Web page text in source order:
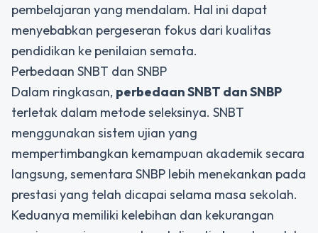
pembelajaran yang mendalam. Hal ini dapat
menyebabkan pergeseran fokus dari kualitas
pendidikan ke penilaian semata.
Perbedaan SNBT dan SNBP
Dalam ringkasan, perbedaan SNBT dan SNBP
terletak dalam metode seleksinya. SNBT
menggunakan sistem ujian yang
mempertimbangkan kemampuan akademik secara
langsung, sementara SNBP lebih menekankan pada
prestasi yang telah dicapai selama masa sekolah.
Keduanya memiliki kelebihan dan kekurangan